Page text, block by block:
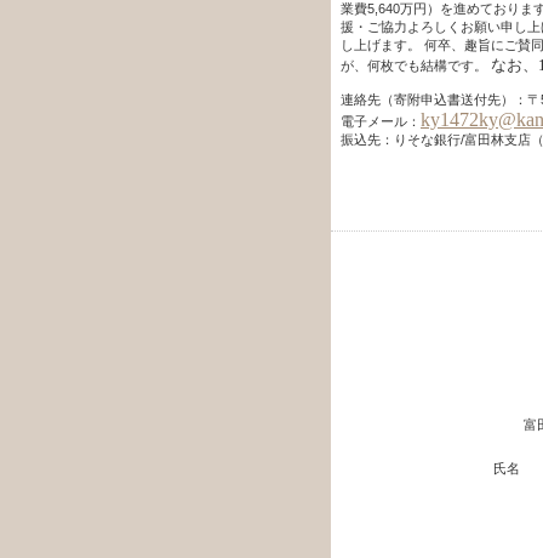
業費5,640万円）を進めておりま
援・ご協力よろしくお願い申し
し上げます。
何卒、趣旨にご賛
が、何枚でも結構です。
なお、
連絡先（寄附申込書送付先）：
電子メール：
振込先：りそな銀行/富田林支店
富